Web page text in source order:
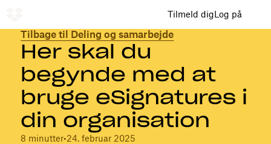
Tilmeld digLog på
Tilbage til Deling og samarbejde
Her skal du
begynde med at
bruge eSignatures i
din organisation
8 minutter•24. februar 2025